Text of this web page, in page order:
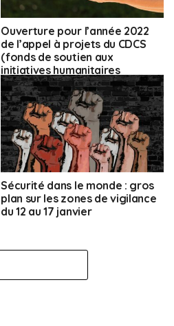
Ouverture pour l’année 2022
de l’appel à projets du CDCS
(fonds de soutien aux
initiatives humanitaires
structurantes)
Sécurité dans le monde : gros
plan sur les zones de vigilance
du 12 au 17 janvier